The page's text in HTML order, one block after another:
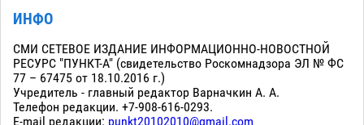
ИНФО
СМИ СЕТЕВОЕ ИЗДАНИЕ ИНФОРМАЦИОННО-НОВОСТНОЙ
РЕСУРС "ПУНКТ-А" (свидетельство Роскомнадзора ЭЛ № ФС
77 – 67475 от 18.10.2016 г.)
Учредитель - главный редактор Варначкин А. А.
Телефон редакции. +7-908-616-0293.
E-mail редакции: punkt20102010@gmail.com